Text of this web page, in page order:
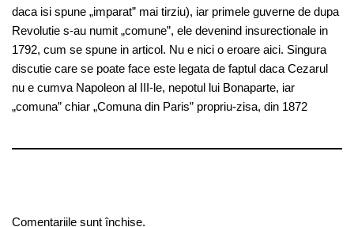
daca isi spune „imparat” mai tirziu), iar primele guverne de dupa
Revolutie s-au numit „comune”, ele devenind insurectionale in
1792, cum se spune in articol. Nu e nici o eroare aici. Singura
discutie care se poate face este legata de faptul daca Cezarul
nu e cumva Napoleon al III-le, nepotul lui Bonaparte, iar
„comuna” chiar „Comuna din Paris” propriu-zisa, din 1872
Comentariile sunt închise.